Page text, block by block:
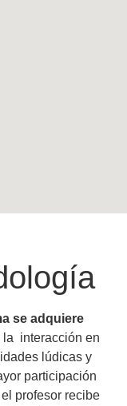
se adquiere
la interacción en
lúdicas y
participación
profesor recibe